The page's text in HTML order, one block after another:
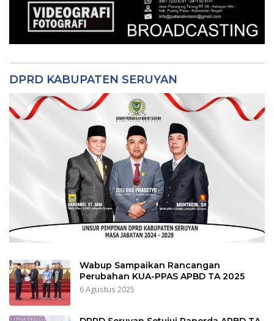
DPRD KABUPATEN SERUYAN
Wabup Sampaikan Rancangan
Perubahan KUA-PPAS APBD TA 2025
6 Agustus 2025